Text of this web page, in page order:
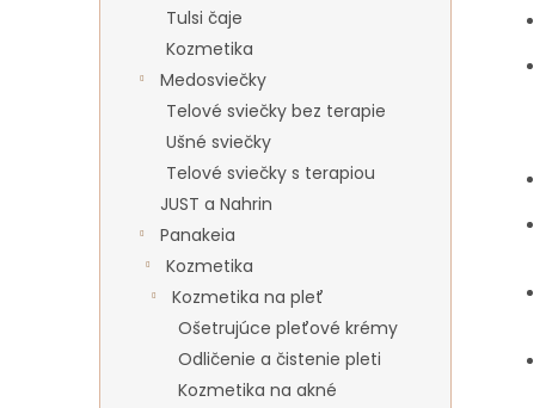
Tulsi čaje
Kozmetika
Medosviečky
Telové sviečky bez terapie
Ušné sviečky
Telové sviečky s terapiou
JUST a Nahrin
Panakeia
Kozmetika
Kozmetika na pleť
Ošetrujúce pleťové krémy
Odličenie a čistenie pleti
Kozmetika na akné